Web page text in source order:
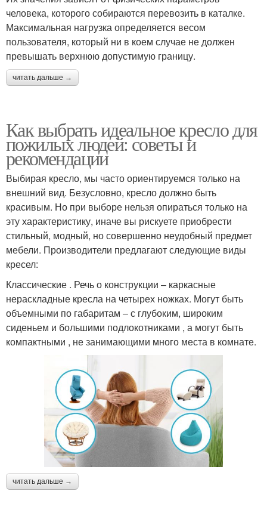
человека, которого собираются перевозить в каталке.
Максимальная нагрузка определяется весом
пользователя, который ни в коем случае не должен
превышать верхнюю допустимую границу.
читать дальше →
Как выбрать идеальное кресло для
пожилых людей: советы и
рекомендации
Выбирая кресло, мы часто ориентируемся только на
внешний вид. Безусловно, кресло должно быть
красивым. Но при выборе нельзя опираться только на
эту характеристику, иначе вы рискуете приобрести
стильный, модный, но совершенно неудобный предмет
мебели. Производители предлагают следующие виды
кресел:
Классические . Речь о конструкции – каркасные
нераскладные кресла на четырех ножках. Могут быть
объемными по габаритам – с глубоким, широким
сиденьем и большими подлокотниками , а могут быть
компактными , не занимающими много места в комнате.
читать дальше →